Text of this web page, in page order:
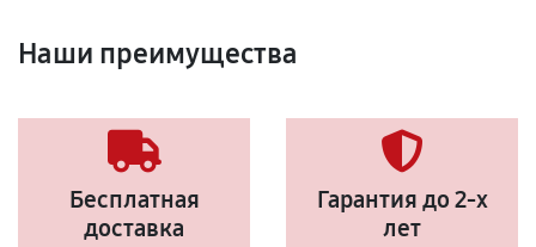
Наши преимущества
Бесплатная
доставка
Гарантия до 2-х
лет